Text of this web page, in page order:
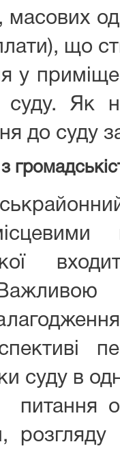
масових
що
у
суду. Як
до суду
суду в